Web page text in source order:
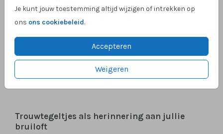
Je kunt jouw toestemming altijd wijzigen of intrekken op
ons ons cookiebeleid.
Accepteren
Weigeren
Trouwtegeltjes als herinnering aan jullie
bruiloft